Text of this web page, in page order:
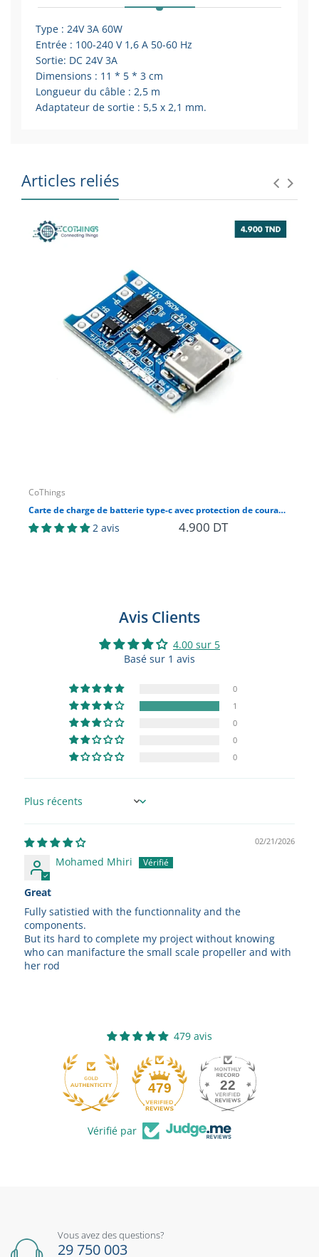
Type : 24V 3A 60W
Entrée : 100-240 V 1,6 A 50-60 Hz
Sortie: DC 24V 3A
Dimensions : 11 * 5 * 3 cm
Longueur du câble : 2,5 m
Adaptateur de sortie : 5,5 x 2,1 mm.
Articles reliés
CoThings
Carte de charge de batterie type-c avec protection de courant TP4056 TC4056 1A
2 avis 4.900 DT
Avis Clients
4.00 sur 5
Basé sur 1 avis
0
1
0
0
0
Sort by
02/21/2026
Mohamed Mhiri
Great
Fully satistied with the functionnality and the
components.
But its hard to complete my project without knowing
who can manifacture the small scale propeller and with
her rod
479 avis
479 22
Vérifié par
Vous avez des questions?
29 750 003